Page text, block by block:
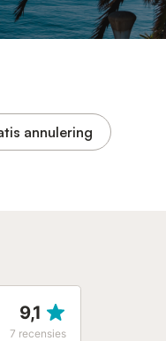
annulering
9,1
7 recensies